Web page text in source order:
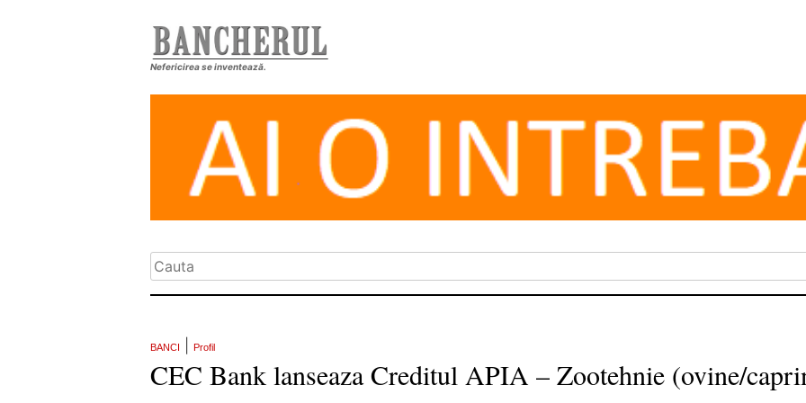
Nefericirea se inventează.
BANCI Profil
CEC Bank lanseaza Creditul APIA – Zootehnie (ovine/